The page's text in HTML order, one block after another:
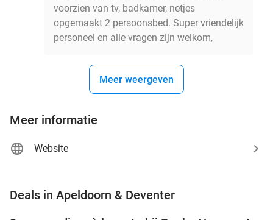
voorzien van tv, badkamer, netjes
opgemaakt 2 persoonsbed. Super vriendelijk
personeel en alle vragen zijn welkom,
Meer weergeven
Meer informatie
Website
Deals in Apeldoorn & Deventer